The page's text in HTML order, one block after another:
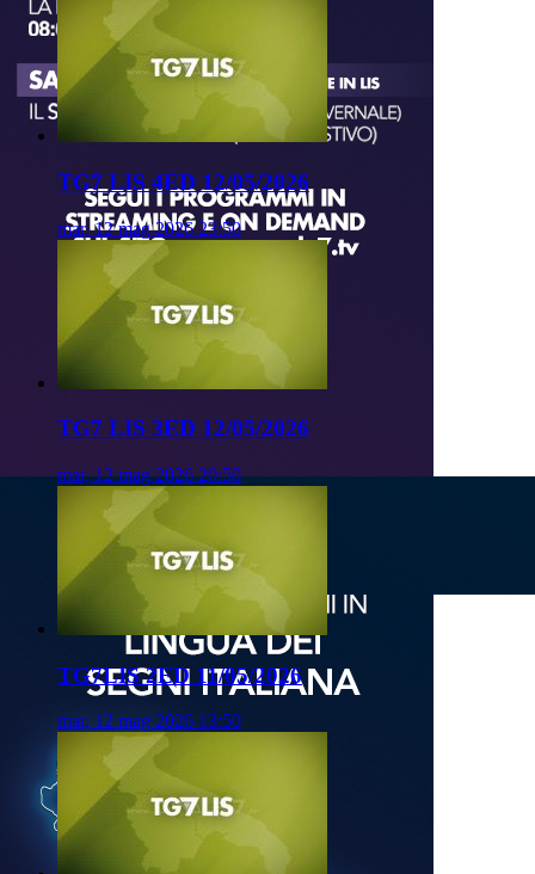
TG7 LIS 4ED 12/05/2026
mar, 12 mag 2026 23:50
TG7 LIS 3ED 12/05/2026
mar, 12 mag 2026 20:50
TG7LIS 2ED 11/05/2026
mar, 12 mag 2026 13:50